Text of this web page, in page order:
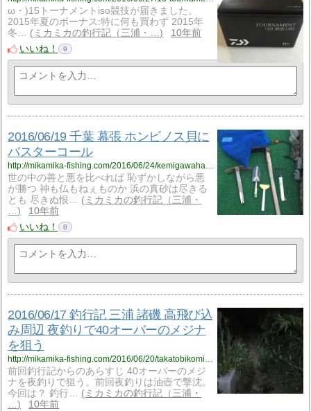
ω・)15トーナメントiso競技が届きました。
2015年夏のボーナス:特に何も買わず 2015年
冬…
ミカミカの釣行記（三浦・…
10年前
いいね！
9
2016/06/19 千葉 幕張 ホンビノス貝に
バスターコール
世の中の善と悪を比べれば 恥ずかしながら悪
が勝つ 神も仏もねぇものか 浜の真砂は尽きる
とも 尽きぬ恨…
ミカミカの釣行記（三浦・
…
10年前
いいね！
8
2016/06/17 釣行記 三浦 諸磯 高飛び込
み周辺 夜釣りで40オーバーのメジナ
を狙う
前回釣行記からのあらすじ 40オーバーのメジ
ナを夜釣りで狙う。前回夜釣りは油壺で撃沈。
今回は？ 釣行…
ミカミカの釣行記（三浦・
…
10年前